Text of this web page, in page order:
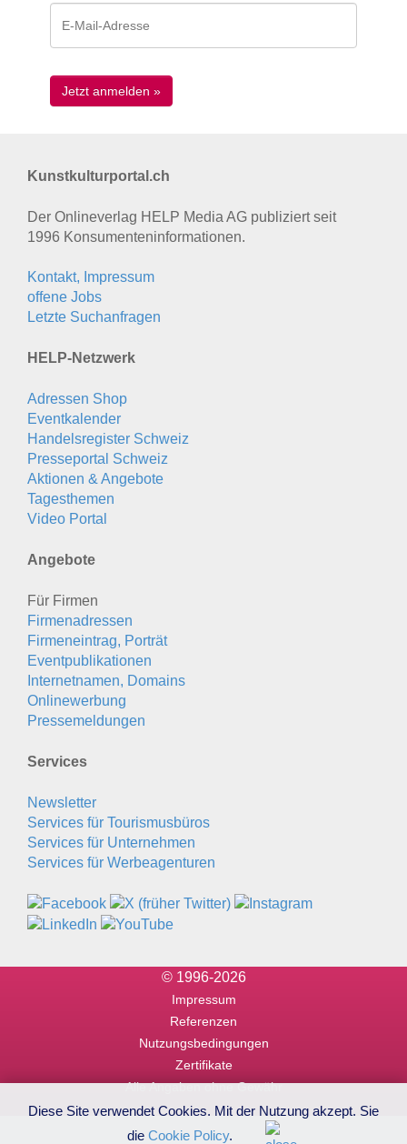
Kunstkulturportal.ch
Der Onlineverlag HELP Media AG publiziert seit
1996 Konsumenten­informationen.
Kontakt, Impressum
offene Jobs
Letzte Suchanfragen
HELP-Netzwerk
Adressen Shop
Eventkalender
Handelsregister Schweiz
Presseportal Schweiz
Aktionen & Angebote
Tagesthemen
Video Portal
Angebote
Für Firmen
Firmenadressen
Firmeneintrag, Porträt
Eventpublikationen
Internetnamen, Domains
Onlinewerbung
Pressemeldungen
Services
Newsletter
Services für Tourismusbüros
Services für Unternehmen
Services für Werbeagenturen
© 1996-2026
Impressum
Referenzen
Nutzungsbedingungen
Zertifikate
Alle Angaben ohne Gewähr
Diese Site verwendet Cookies. Mit der Nutzung akzept. Sie
die Cookie Policy.